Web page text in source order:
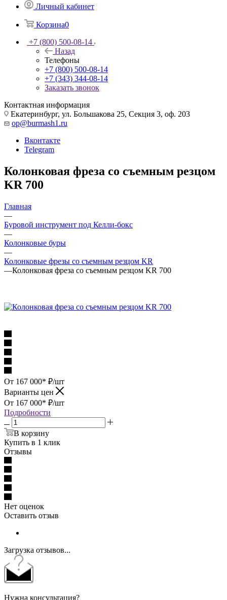
Личный кабинет
Корзина0
+7 (800) 500-08-14
Назад
Телефоны
+7 (800) 500-08-14
+7 (343) 344-08-14
Заказать звонок
Контактная информация
Екатеринбург, ул. Большакова 25, Секция 3, оф. 203
op@burmash1.ru
Вконтакте
Telegram
Колонковая фреза со съемным резцом
KR 700
Главная
—
Буровой инструмент под Келли-бокс
—
Колонковые буры
—
Колонковые фрезы со съемным резцом KR
—Колонковая фреза со съемным резцом KR 700
От 167 000* ₽/шт
Варианты цен
От 167 000* ₽/шт
Подробности
В корзину
Купить в 1 клик
Отзывы
Нет оценок
Оставить отзыв
Загрузка отзывов...
Нужна консультация?